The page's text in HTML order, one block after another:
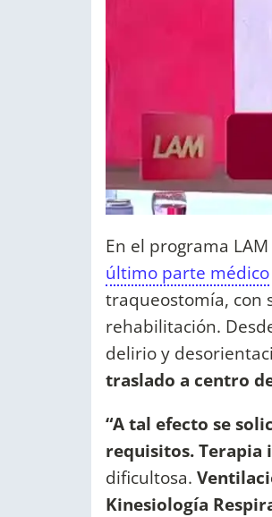
En el programa
último parte médico
traqueostomía, con
rehabilitación.
delirio y
traslado a centro
“A tal efecto se
requisitos.Terapia
dificultosa.
Kinesiología